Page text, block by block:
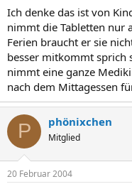
:bye:Cordu :bye:
Ich denke das ist von
nimmt die Tabletten nur
Ferien braucht er sie
besser mitkommt sprich
nimmt eine ganze
nach dem Mittagessen
P phönixchen
Mitglied
20 Februar 2004